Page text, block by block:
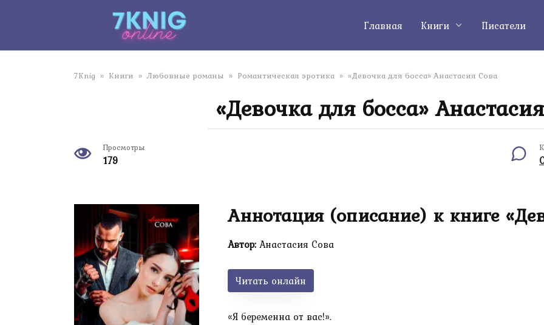
Главная Книги Писатели
7Knig » Книги » Любовные романы » Романтическая эротика » «Девочка для босса» Анастасия Сова
«Девочка для босса»
Просмотры
179
Аннотация (описание) к книге
Автор:Анастасия Сова
Читать онлайн
«Я беременна от вас!».